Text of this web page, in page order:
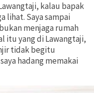
kalau bapak
lihat. Saya sampai
menjaga rumah
itu yang di Lawangtaji,
tidak begitu
hadang memakai